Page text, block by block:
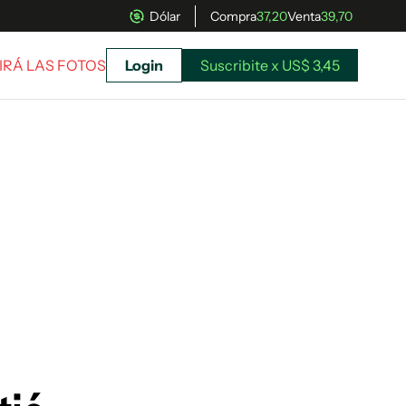
Dólar Compra37,20Venta39,70
LAS FOTOS Login Suscribite x US$ 3,45